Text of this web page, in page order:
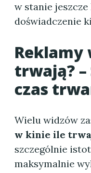
w stanie
doświadczenie
Reklamy
trwają?
czas
Wielu widzów
w kinie ile
szczególnie
maksymalnie